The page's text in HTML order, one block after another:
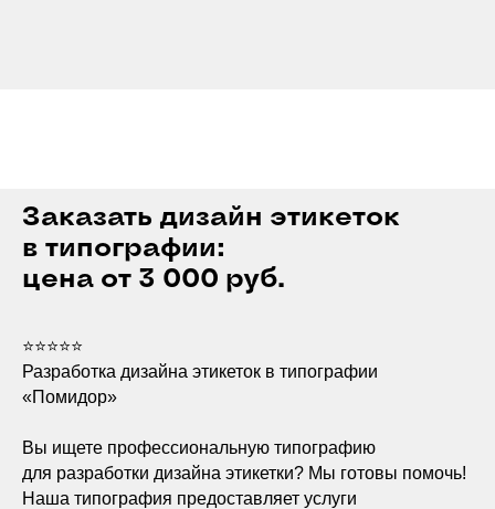
Заказать дизайн этикеток
в типографии:
цена от 3 000 руб.
⭐⭐⭐⭐⭐
Разработка дизайна этикеток в типографии
«Помидор»
Вы ищете профессиональную типографию
для разработки дизайна этикетки? Мы готовы помочь!
Наша типография предоставляет услуги